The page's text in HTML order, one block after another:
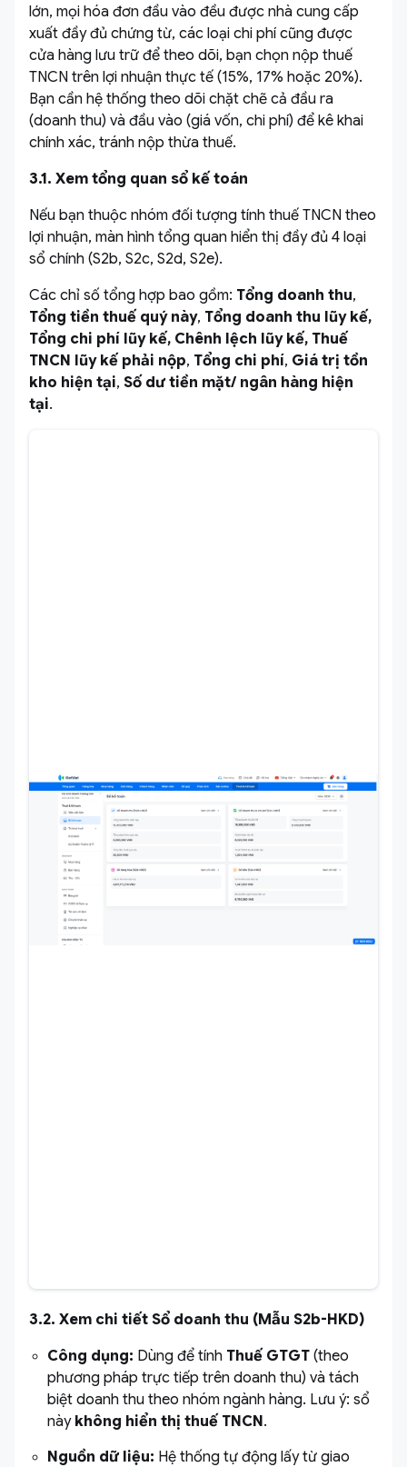
lớn, mọi hóa đơn đầu vào đều được nhà cung cấp
xuất đầy đủ chứng từ, các loại chi phí cũng được
cửa hàng lưu trữ để theo dõi, bạn chọn nộp thuế
TNCN trên lợi nhuận thực tế (15%, 17% hoặc 20%).
Bạn cần hệ thống theo dõi chặt chẽ cả đầu ra
(doanh thu) và đầu vào (giá vốn, chi phí) để kê khai
chính xác, tránh nộp thừa thuế.
3.1. Xem tổng quan sổ kế toán
Nếu bạn thuộc nhóm đối tượng tính thuế TNCN theo
lợi nhuận, màn hình tổng quan hiển thị đầy đủ 4 loại
sổ chính (S2b, S2c, S2d, S2e).
Các chỉ số tổng hợp bao gồm: Tổng doanh thu,
Tổng tiền thuế quý này, Tổng doanh thu lũy kế,
Tổng chi phí lũy kế, Chênh lệch lũy kế, Thuế
TNCN lũy kế phải nộp, Tổng chi phí, Giá trị tồn
kho hiện tại, Số dư tiền mặt/ ngân hàng hiện
tại.
3.2. Xem chi tiết Sổ doanh thu (Mẫu S2b-HKD)
Công dụng: Dùng để tính Thuế GTGT (theo
phương pháp trực tiếp trên doanh thu) và tách
biệt doanh thu theo nhóm ngành hàng. Lưu ý: sổ
này không hiển thị thuế TNCN.
Nguồn dữ liệu: Hệ thống tự động lấy từ giao